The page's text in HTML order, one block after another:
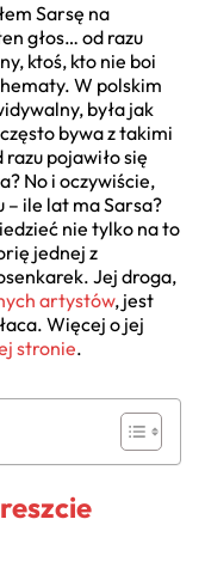
Sarsę na
głos… od razu
ktoś, kto nie boi
W polskim
była jak
bywa z takimi
pojawiło się
No i oczywiście,
ile lat ma Sarsa?
nie tylko na to
jednej z
Jej droga,
artystów, jest
Więcej o jej
stronie.